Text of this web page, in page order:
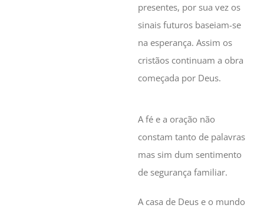
presentes, por sua vez os
sinais futuros baseiam-se
na esperança. Assim os
cristãos continuam a obra
começada por Deus.
A fé e a oração não
constam tanto de palavras
mas sim dum sentimento
de segurança familiar.
A casa de Deus e o mundo